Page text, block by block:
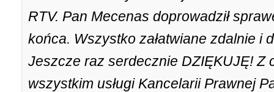
RTV. Pan Mecenas doprowadził
końca. Wszystko załatwiane zdalnie i
Jeszcze raz serdecznie DZIĘKUJĘ! Z
wszystkim usługi Kancelarii Prawnej